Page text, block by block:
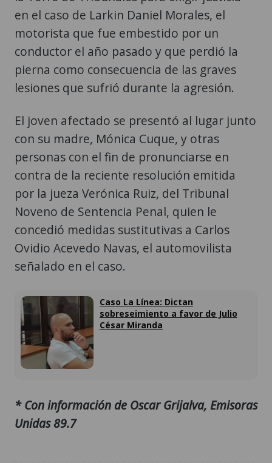
en el caso de Larkin Daniel Morales, el
motorista que fue embestido por un
conductor el año pasado y que perdió la
pierna como consecuencia de las graves
lesiones que sufrió durante la agresión.
El joven afectado se presentó al lugar junto
con su madre, Mónica Cuque, y otras
personas con el fin de pronunciarse en
contra de la reciente resolución emitida
por la jueza Verónica Ruiz, del Tribunal
Noveno de Sentencia Penal, quien le
concedió medidas sustitutivas a Carlos
Ovidio Acevedo Navas, el automovilista
señalado en el caso.
Caso La Línea: Dictan
sobreseimiento a favor de Julio
César Miranda
* Con información de Oscar Grijalva, Emisoras
Unidas 89.7